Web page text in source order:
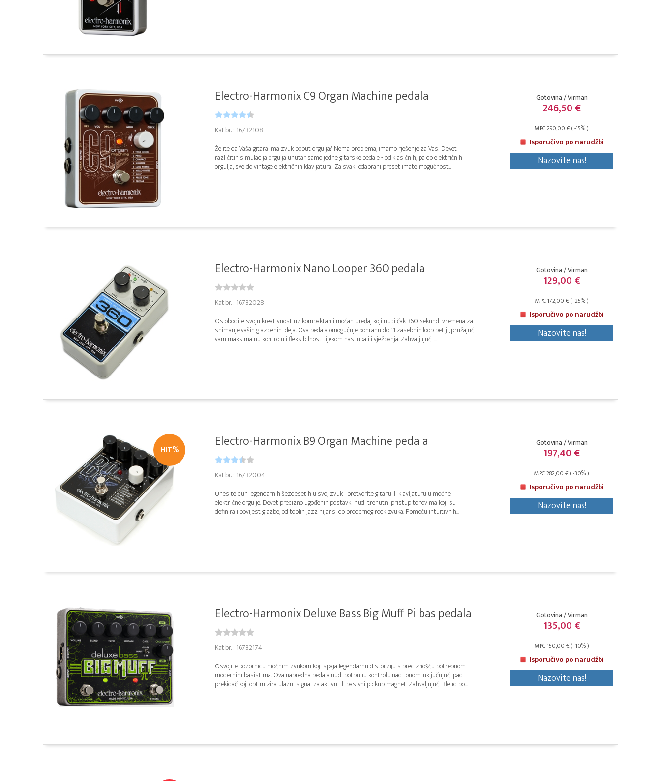
Electro-Harmonix C9 Organ Machine pedala
Kat.br. : 16732108
Želite da Vaša gitara ima zvuk poput orgulja? Nema problema, imamo rješenje za Vas! Devet
različitih simulacija orgulja unutar samo jedne gitarske pedale - od klasičnih, pa do električnih
orgulja, sve do vintage električnih klavijatura! Za svaki odabrani preset imate mogućnost...
Gotovina / Virman
246,50 €
MPC 290,00 € ( -15% )
Isporučivo po narudžbi
Nazovite nas!
Electro-Harmonix Nano Looper 360 pedala
Kat.br. : 16732028
Oslobodite svoju kreativnost uz kompaktan i moćan uređaj koji nudi čak 360 sekundi vremena za
snimanje vaših glazbenih ideja. Ova pedala omogućuje pohranu do 11 zasebnih loop petlji, pružajući
vam maksimalnu kontrolu i fleksibilnost tijekom nastupa ili vježbanja. Zahvaljujući ...
Gotovina / Virman
129,00 €
MPC 172,00 € ( -25% )
Isporučivo po narudžbi
Nazovite nas!
HIT% Electro-Harmonix B9 Organ Machine pedala
Kat.br. : 16732004
Unesite duh legendarnih šezdesetih u svoj zvuk i pretvorite gitaru ili klavijaturu u moćne
električne orgulje. Devet precizno ugođenih postavki nudi trenutni pristup tonovima koji su
definirali povijest glazbe, od toplih jazz nijansi do prodornog rock zvuka. Pomoću intuitivnih...
Gotovina / Virman
197,40 €
MPC 282,00 € ( -30% )
Isporučivo po narudžbi
Nazovite nas!
Electro-Harmonix Deluxe Bass Big Muff Pi bas pedala
Kat.br. : 16732174
Osvojite pozornicu moćnim zvukom koji spaja legendarnu distorziju s preciznošću potrebnom
modernim basistima. Ova napredna pedala nudi potpunu kontrolu nad tonom, uključujući pad
prekidač koji optimizira ulazni signal za aktivni ili pasivni pickup magnet. Zahvaljujući Blend po...
Gotovina / Virman
135,00 €
MPC 150,00 € ( -10% )
Isporučivo po narudžbi
Nazovite nas!